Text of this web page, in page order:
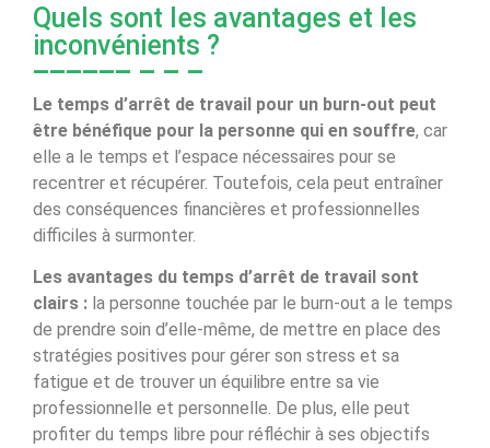
Quels sont les avantages et les
inconvénients ?
Le temps d’arrêt de travail pour un burn-out peut
être bénéfique pour la personne qui en souffre, car
elle a le temps et l’espace nécessaires pour se
recentrer et récupérer. Toutefois, cela peut entraîner
des conséquences financières et professionnelles
difficiles à surmonter.
Les avantages du temps d’arrêt de travail sont
clairs : la personne touchée par le burn-out a le temps
de prendre soin d’elle-même, de mettre en place des
stratégies positives pour gérer son stress et sa
fatigue et de trouver un équilibre entre sa vie
professionnelle et personnelle. De plus, elle peut
profiter du temps libre pour réfléchir à ses objectifs